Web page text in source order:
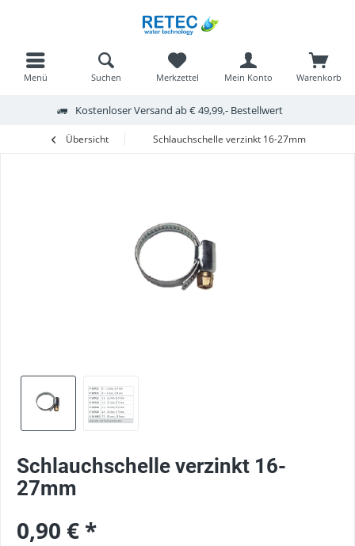
Kostenloser Versand ab € 49,99,- Bestellwert
Menü Warenkorb
Merkzettel Mein Konto
Suchen
Übersicht Schlauchschelle verzinkt 16-27mm
Schlauchschelle verzinkt 16-
27mm
0,90 € *